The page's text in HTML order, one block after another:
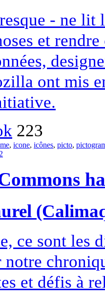
- ne
et
ont mis
223
, icone, icônes, picto,
ce sont les
notre
et défis à